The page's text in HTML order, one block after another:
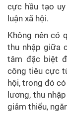
cực hầu tạo
luận xã hội.
Không nên có
thu nhập giữa
tâm đặc biệt
công tiêu cực
hội, trong đó
lương, thu
giảm thiểu,